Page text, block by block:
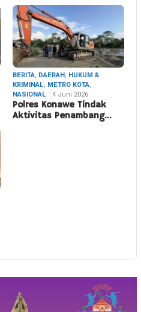
BERITA, DAERAH, HUKUM &
KRIMINAL, METRO KOTA,
NASIONAL
4 Juni 2026
Polres Konawe Tindak
Aktivitas Penambang…